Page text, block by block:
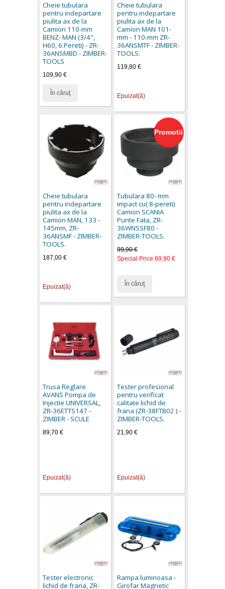
Cheie tubulara
pentru indepartare
piulita ax de la
Camion 110-mm
BENZ- MAN (3/4",
H60, 6.Pereti) - ZR-
36ANSMBD - ZIMBER-
TOOLS
109,90 €
În căruţ
Cheie tubulara
pentru indepartare
piulita ax de la
Camion MAN 101-
mm - 110-mm ZR-
36ANSMTF - ZIMBER-
TOOLS.
119,80 €
Epuizat(ă)
Cheie tubulara
pentru indepartare
piulita ax de la
Camion MAN, 133 -
145mm, ZR-
36ANSMF - ZIMBER-
TOOLS.
187,00 €
Epuizat(ă)
Promotii
Tubulara 80- mm
impact cu( 8-pereti)
Camion SCANIA
Punte Fata, ZR-
36WNSSF80 -
ZIMBER-TOOLS.
99,90 €
Special Price 89,90 €
În căruţ
Trusa Reglare
AVANS Pompa de
Injectie UNIVERSAL,
ZR-36ETTS147 -
ZIMBER - SCULE
89,70 €
Epuizat(ă)
Tester profesional
pentru verificat
calitate lichid de
frana (ZR-38FTB02 ) -
ZIMBER-TOOLS.
21,90 €
Epuizat(ă)
Tester electronic
lichid de frana, ZR-
Rampa luminoasa -
Girofar Magnetic